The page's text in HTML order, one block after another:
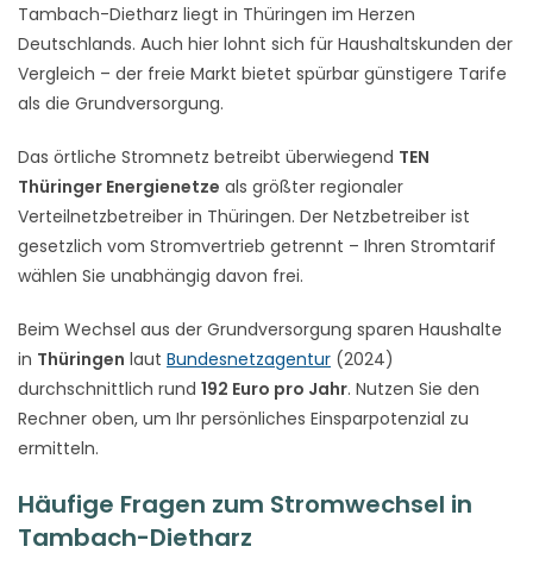
Tambach-Dietharz liegt in Thüringen im Herzen
Deutschlands. Auch hier lohnt sich für Haushaltskunden der
Vergleich – der freie Markt bietet spürbar günstigere Tarife
als die Grundversorgung.
Das örtliche Stromnetz betreibt überwiegend TEN
Thüringer Energienetze als größter regionaler
Verteilnetzbetreiber in Thüringen. Der Netzbetreiber ist
gesetzlich vom Stromvertrieb getrennt – Ihren Stromtarif
wählen Sie unabhängig davon frei.
Beim Wechsel aus der Grundversorgung sparen Haushalte
in Thüringen laut Bundesnetzagentur (2024)
durchschnittlich rund 192 Euro pro Jahr. Nutzen Sie den
Rechner oben, um Ihr persönliches Einsparpotenzial zu
ermitteln.
Häufige Fragen zum Stromwechsel in
Tambach-Dietharz